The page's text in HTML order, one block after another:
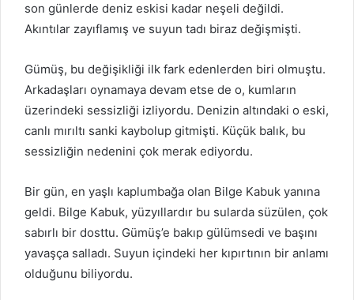
son günlerde deniz eskisi kadar neşeli değildi.
Akıntılar zayıflamış ve suyun tadı biraz değişmişti.
Gümüş, bu değişikliği ilk fark edenlerden biri olmuştu.
Arkadaşları oynamaya devam etse de o, kumların
üzerindeki sessizliği izliyordu. Denizin altındaki o eski,
canlı mırıltı sanki kaybolup gitmişti. Küçük balık, bu
sessizliğin nedenini çok merak ediyordu.
Bir gün, en yaşlı kaplumbağa olan Bilge Kabuk yanına
geldi. Bilge Kabuk, yüzyıllardır bu sularda süzülen, çok
sabırlı bir dosttu. Gümüş’e bakıp gülümsedi ve başını
yavaşça salladı. Suyun içindeki her kıpırtının bir anlamı
olduğunu biliyordu.